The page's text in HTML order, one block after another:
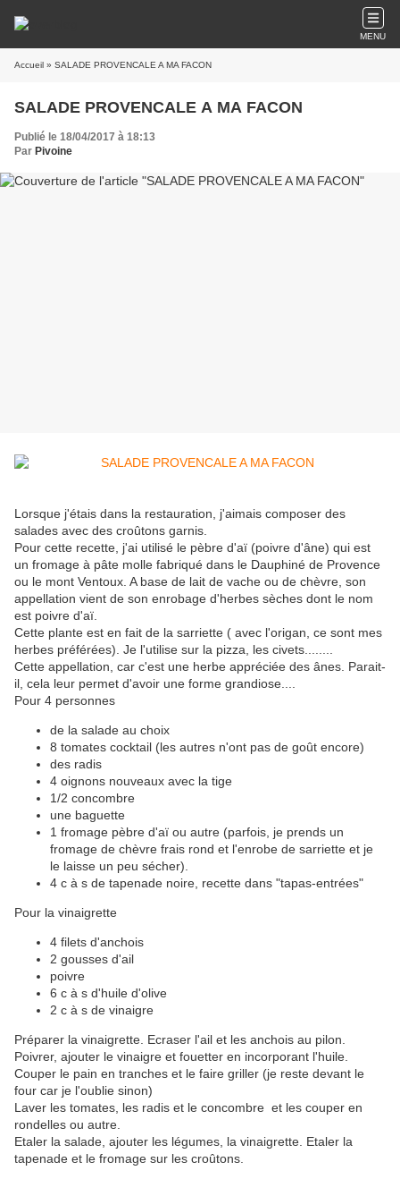
MENU
Accueil » SALADE PROVENCALE A MA FACON
SALADE PROVENCALE A MA FACON
Publié le 18/04/2017 à 18:13
Par Pivoine
Lorsque j'étais dans la restauration, j'aimais composer des
salades avec des croûtons garnis.
Pour cette recette, j'ai utilisé le pèbre d'aï (poivre d'âne) qui est
un fromage à pâte molle fabriqué dans le Dauphiné de Provence
ou le mont Ventoux. A base de lait de vache ou de chèvre, son
appellation vient de son enrobage d'herbes sèches dont le nom
est poivre d'aï.
Cette plante est en fait de la sarriette ( avec l'origan, ce sont mes
herbes préférées). Je l'utilise sur la pizza, les civets........
Cette appellation, car c'est une herbe appréciée des ânes. Parait-
il, cela leur permet d'avoir une forme grandiose....
Pour 4 personnes
de la salade au choix
8 tomates cocktail (les autres n'ont pas de goût encore)
des radis
4 oignons nouveaux avec la tige
1/2 concombre
une baguette
1 fromage pèbre d'aï ou autre (parfois, je prends un
fromage de chèvre frais rond et l'enrobe de sarriette et je
le laisse un peu sécher).
4 c à s de tapenade noire, recette dans "tapas-entrées"
Pour la vinaigrette
4 filets d'anchois
2 gousses d'ail
poivre
6 c à s d'huile d'olive
2 c à s de vinaigre
Préparer la vinaigrette. Ecraser l'ail et les anchois au pilon.
Poivrer, ajouter le vinaigre et fouetter en incorporant l'huile.
Couper le pain en tranches et le faire griller (je reste devant le
four car je l'oublie sinon)
Laver les tomates, les radis et le concombre et les couper en
rondelles ou autre.
Etaler la salade, ajouter les légumes, la vinaigrette. Etaler la
tapenade et le fromage sur les croûtons.